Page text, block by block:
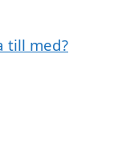
till med?